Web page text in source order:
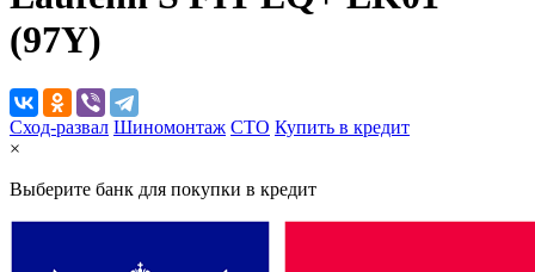
(97Y)
Сход-развал Шиномонтаж CTO Купить в кредит
×
Выберите банк для покупки в кредит